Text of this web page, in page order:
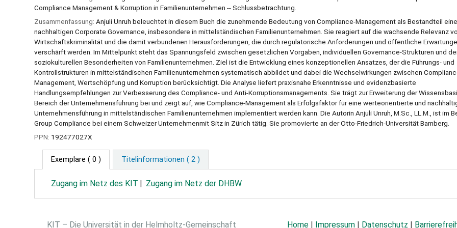
Compliance Management & Korruption in Familienunternehmen -- Schlussbetrachtung.
Zusammenfassung: Anjuli Unruh beleuchtet in diesem Buch die zunehmende Bedeutung von Compliance-Management als Bestandteil
nachhaltigen Corporate Governance, insbesondere in mittelständischen Familienunternehmen. Sie reagiert auf die wachsende Relevanz
Wirtschaftskriminalität und die damit verbundenen Herausforderungen, die durch regulatorische Anforderungen und öffentliche
verschärft werden. Im Mittelpunkt steht das Spannungsfeld zwischen gesetzlichen Vorgaben, individuellen Governance-Strukturen und
soziokulturellen Besonderheiten von Familienunternehmen. Ziel ist die Entwicklung eines konzeptionellen Ansatzes, der die Führungs- und
Kontrollstrukturen in mittelständischen Familienunternehmen systematisch abbildet und dabei die Wechselwirkungen zwischen
Management, Wertschöpfung und Korruption berücksichtigt. Die Analyse liefert praxisnahe Erkenntnisse und evidenzbasierte
Handlungsempfehlungen zur Verbesserung des Compliance- und Anti-Korruptionsmanagements. Sie trägt zur Erweiterung der
Bereich der Unternehmensführung bei und zeigt auf, wie Compliance-Management als Erfolgsfaktor für eine werteorientierte und
Unternehmensführung in mittelständischen Familienunternehmen implementiert werden kann. Die Autorin Anjuli Unruh, M.Sc., LL.M., ist im
Group Compliance bei einem Schweizer Unternehmenmit Sitz in Zürich tätig. Sie promovierte an der Otto-Friedrich-Universität Bamberg.
PPN: 192477027X
Exemplare ( 0 ) Titelinformationen ( 2 )
Zugang im Netz des KIT Zugang im Netz der DHBW
KIT – Die Universität in der Helmholtz-Gemeinschaft Home | Impressum | Datenschutz |